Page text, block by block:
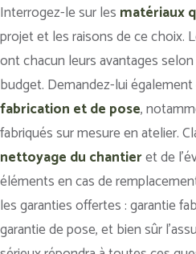
Interrogez-le sur les matériaux
projet et les raisons de ce choix.
ont chacun leurs avantages
budget. Demandez-lui
fabrication et de pose,
fabriqués sur mesure en atelier.
nettoyage du chantieret de
éléments en cas de
les garanties offertes : garantie
garantie de pose, et bien sûr